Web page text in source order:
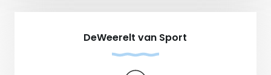
DeWeerelt van Sport